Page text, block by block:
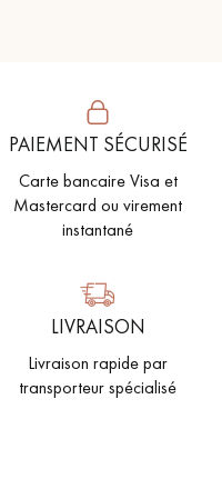
PAIEMENT SÉCURISÉ
Carte bancaire Visa et
Mastercard ou virement
instantané
LIVRAISON
Livraison rapide par
transporteur spécialisé